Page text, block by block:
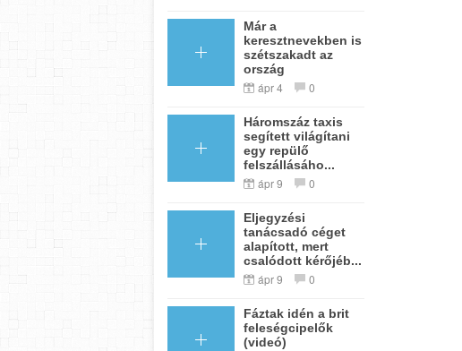
Már a
keresztnevekben is
szétszakadt az
ország
ápr 4 0
Háromszáz taxis
segített világítani
egy repülő
felszállásáho...
ápr 9 0
Eljegyzési
tanácsadó céget
alapított, mert
csalódott kérőjéb...
ápr 9 0
Fáztak idén a brit
feleségcipelők
(videó)